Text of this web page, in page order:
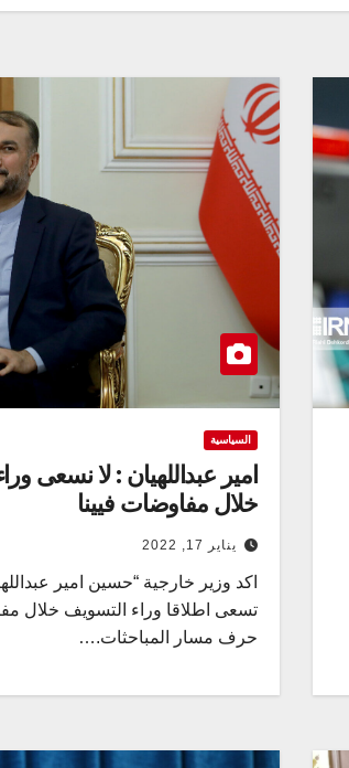
السياسية
امير عبداللهيان : لا نسعى
خلال مفاوضات فيينا
يناير 17, 2022
اكد وزير خارجية “حسين امير
تسعى اطلاقا وراء التسويف خلال
حرف مسار المباحثات.…